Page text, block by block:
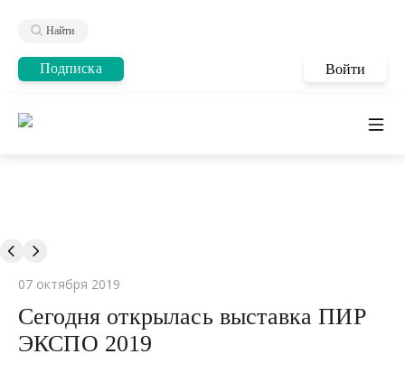
Найти
Подписка Войти
07 октября 2019
Сегодня открылась выставка ПИР
ЭКСПО 2019